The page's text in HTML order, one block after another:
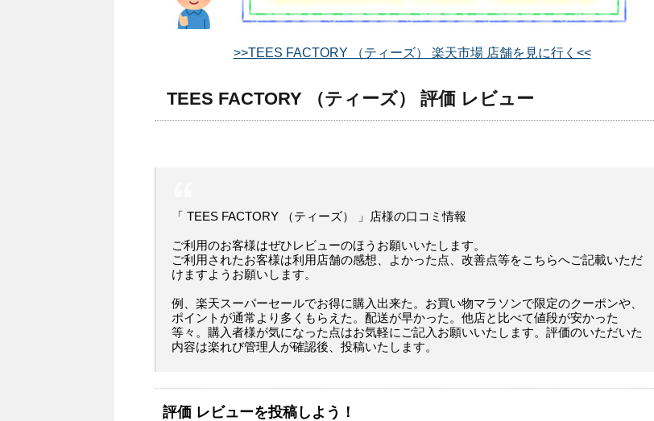
>>TEES FACTORY （ティーズ） 楽天市場 店舗を見に行く<<
TEES FACTORY （ティーズ） 評価 レビュー
「 TEES FACTORY （ティーズ） 」店様の口コミ情報
ご利用のお客様はぜひレビューのほうお願いいたします。
ご利用されたお客様は利用店舗の感想、よかった点、改善点等をこちらへご記載いただ
けますようお願いします。
例、楽天スーパーセールでお得に購入出来た。お買い物マラソンで限定のクーポンや、
ポイントが通常より多くもらえた。配送が早かった。他店と比べて値段が安かった
等々。購入者様が気になった点はお気軽にご記入お願いいたします。評価のいただいた
内容は楽れび管理人が確認後、投稿いたします。
評価 レビューを投稿しよう！